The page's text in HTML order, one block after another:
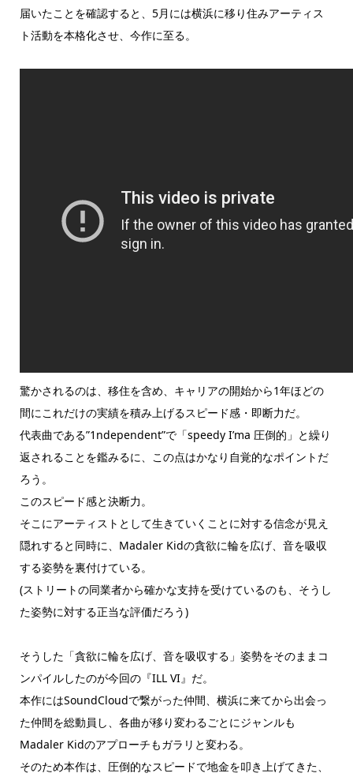
届いたことを確認すると、5月には横浜に移り住みアーティス
ト活動を本格化させ、今作に至る。
驚かされるのは、移住を含め、キャリアの開始から1年ほどの
間にこれだけの実績を積み上げるスピード感・即断力だ。
代表曲である”1ndependent”で「speedy I’ma 圧倒的」と繰り
返されることを鑑みるに、この点はかなり自覚的なポイントだ
ろう。
このスピード感と決断力。
そこにアーティストとして生きていくことに対する信念が見え
隠れすると同時に、Madaler Kidの貪欲に輪を広げ、音を吸収
する姿勢を裏付けている。
(ストリートの同業者から確かな支持を受けているのも、そうし
た姿勢に対する正当な評価だろう)
そうした「貪欲に輪を広げ、音を吸収する」姿勢をそのままコ
ンパイルしたのが今回の『ILL VI』だ。
本作にはSoundCloudで繋がった仲間、横浜に来てから出会っ
た仲間を総動員し、各曲が移り変わるごとにジャンルも
Madaler Kidのアプローチもガラリと変わる。
そのため本作は、圧倒的なスピードで地金を叩き上げてきた、